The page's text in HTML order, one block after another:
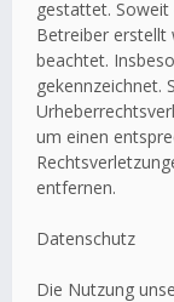
gestattet.
Betreiber erstellt
beachtet.
gekennzeichnet.
um einen
entfernen.
Datenschutz
Die Nutzung